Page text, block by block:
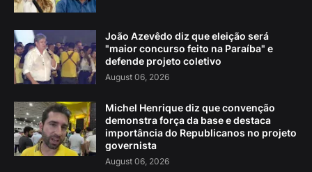
João Azevêdo diz que eleição será
"maior concurso feito na Paraíba" e
defende projeto coletivo
August 06, 2026
Michel Henrique diz que convenção
demonstra força da base e destaca
importância do Republicanos no projeto
governista
August 06, 2026